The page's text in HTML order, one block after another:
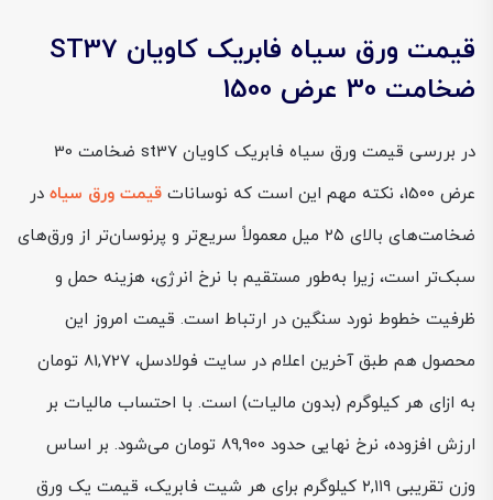
قیمت ورق سیاه فابریک کاویان ST37
ضخامت 30 عرض 1500
در بررسی قیمت ورق سیاه فابریک کاویان st37 ضخامت 30
عرض 1500، نکته مهم این است که نوسانات
قیمت ورق سیاه در
ضخامت‌های بالای ۲۵ میل معمولاً سریع‌تر و پرنوسان‌تر از ورق‌های
سبک‌تر است، زیرا به‌طور مستقیم با نرخ انرژی، هزینه حمل و
ظرفیت خطوط نورد سنگین در ارتباط است. قیمت امروز این
محصول هم طبق آخرین اعلام در سایت فولادسل، 81,727 تومان
به ازای هر کیلوگرم (بدون مالیات) است. با احتساب مالیات بر
ارزش افزوده، نرخ نهایی حدود 89,900 تومان می‌شود. بر اساس
وزن تقریبی ۲,۱۱۹ کیلوگرم برای هر شیت فابریک، قیمت یک ورق